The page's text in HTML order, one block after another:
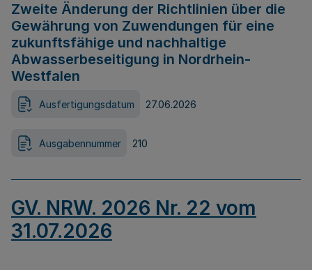
Zweite Änderung der Richtlinien über die
Gewährung von Zuwendungen für eine
zukunftsfähige und nachhaltige
Abwasserbeseitigung in Nordrhein-
Westfalen
Ausfertigungsdatum 27.06.2026
Ausgabennummer 210
GV. NRW. 2026 Nr. 22 vom
31.07.2026